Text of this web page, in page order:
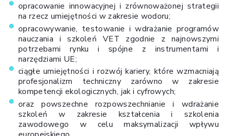
opracowanie innowacyjnej i zrównoważonej strategii
na rzecz umiejętności w zakresie wodoru;
opracowywanie, testowanie i wdrażanie programów
nauczania i szkoleń VET zgodnie z najnowszymi
potrzebami rynku i spójne z instrumentami i
narzędziami UE;
ciągłe umiejętności i rozwój kariery, które wzmacniają
profesjonalizm techniczny zarówno w zakresie
kompetencji ekologicznych, jak i cyfrowych;
oraz powszechne rozpowszechnianie i wdrażanie
szkoleń w zakresie kształcenia i szkolenia
zawodowego w celu maksymalizacji wpływu